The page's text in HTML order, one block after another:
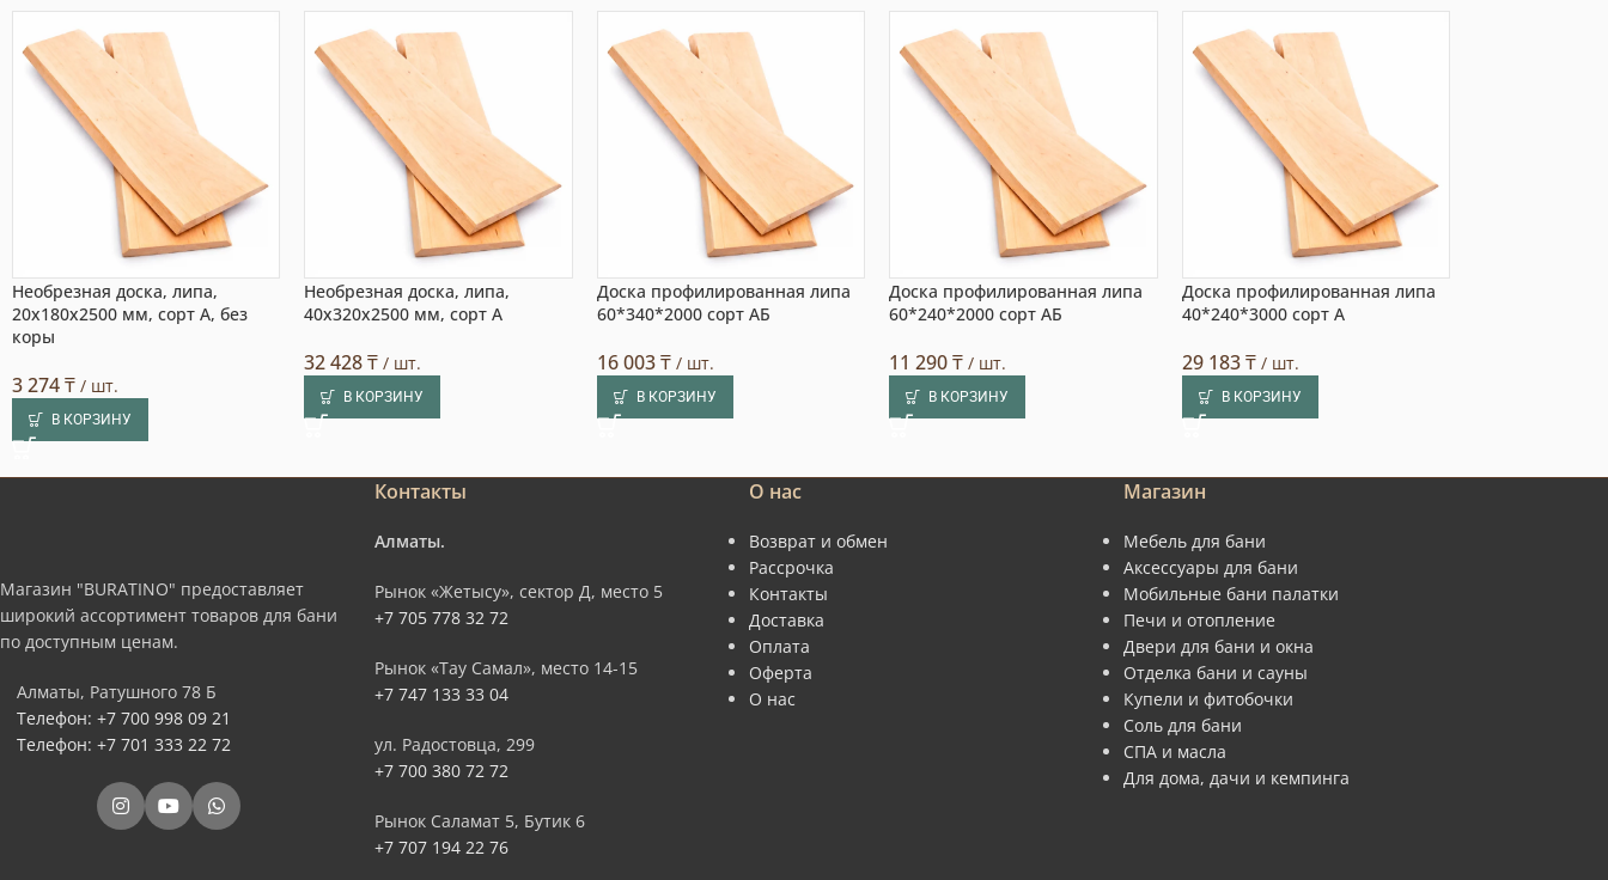
Необрезная доска, липа,
20x180x2500 мм, сорт A, без
коры
3 274₸ / шт.
В КОРЗИНУ
Необрезная доска, липа,
40x320x2500 мм, сорт A
32 428₸ / шт.
В КОРЗИНУ
Доска профилированная липа
60*340*2000 сорт АБ
16 003₸/ шт.
В КОРЗИНУ
Доска профилированная липа
60*240*2000 сорт АБ
11 290₸ / шт.
В КОРЗИНУ
Доска профилированная липа
40*240*3000 сорт А
29 183₸/ шт.
В КОРЗИНУ
Магазин "BURATINO" предоставляет
широкий ассортимент товаров для бани
по доступным ценам.
Алматы, Ратушного 78 Б
Телефон: +7 700 998 09 21
Телефон: +7 701 333 22 72
Контакты
Алматы.
Рынок «Жетысу», сектор Д, место 5
+7 705 778 32 72
Рынок «Тау Самал», место 14-15
+7 747 133 33 04
ул. Радостовца, 299
+7 700 380 72 72
Рынок Саламат 5, Бутик 6
+7 707 194 22 76
О нас
Возврат и обмен
Рассрочка
Контакты
Доставка
Оплата
Оферта
О нас
Магазин
Мебель для бани
Аксессуары для бани
Мобильные бани палатки
Печи и отопление
Двери для бани и окна
Отделка бани и сауны
Купели и фитобочки
Соль для бани
СПА и масла
Для дома, дачи и кемпинга